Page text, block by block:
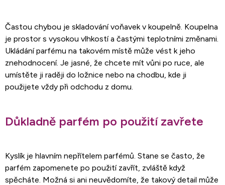
Častou chybou je skladování voňavek v koupelně. Koupelna
je prostor s vysokou vlhkostí a častými teplotními změnami.
Ukládání parfému na takovém místě může vést k jeho
znehodnocení. Je jasné, že chcete mít vůni po ruce, ale
umístěte ji raději do ložnice nebo na chodbu, kde ji
použijete vždy při odchodu z domu.
Důkladně parfém po použití zavřete
Kyslík je hlavním nepřítelem parfémů. Stane se často, že
parfém zapomenete po použití zavřít, zvláště když
spěcháte. Možná si ani neuvědomíte, že takový detail může